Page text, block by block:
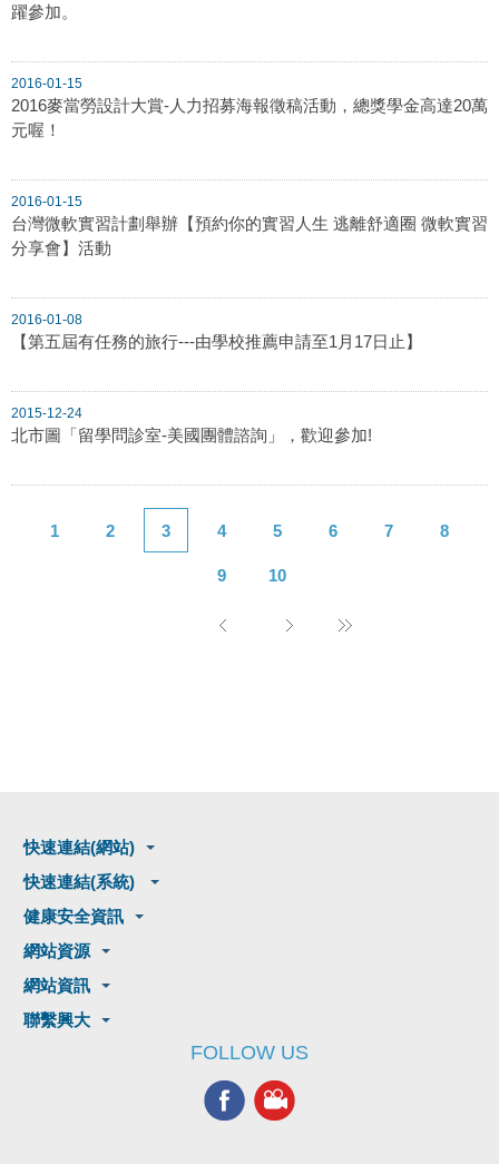
躍參加。
2016-01-15
2016麥當勞設計大賞-人力招募海報徵稿活動，總獎學金高達20萬
元喔！
2016-01-15
台灣微軟實習計劃舉辦【預約你的實習人生 逃離舒適圈 微軟實習
分享會】活動
2016-01-08
【第五屆有任務的旅行---由學校推薦申請至1月17日止】
2015-12-24
北市圖「留學問診室-美國團體諮詢」，歡迎參加!
1 2 3 4 5 6 7 8
9 10
快速連結(網站)
快速連結(系統)
健康安全資訊
網站資源
網站資訊
聯繫興大
FOLLOW US